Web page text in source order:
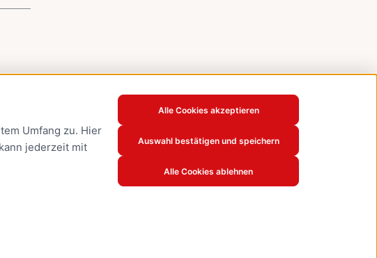
Umfang zu. Hier
jederzeit mit
Alle Cookies akzeptieren
Auswahl bestätigen und speichern
Alle Cookies ablehnen